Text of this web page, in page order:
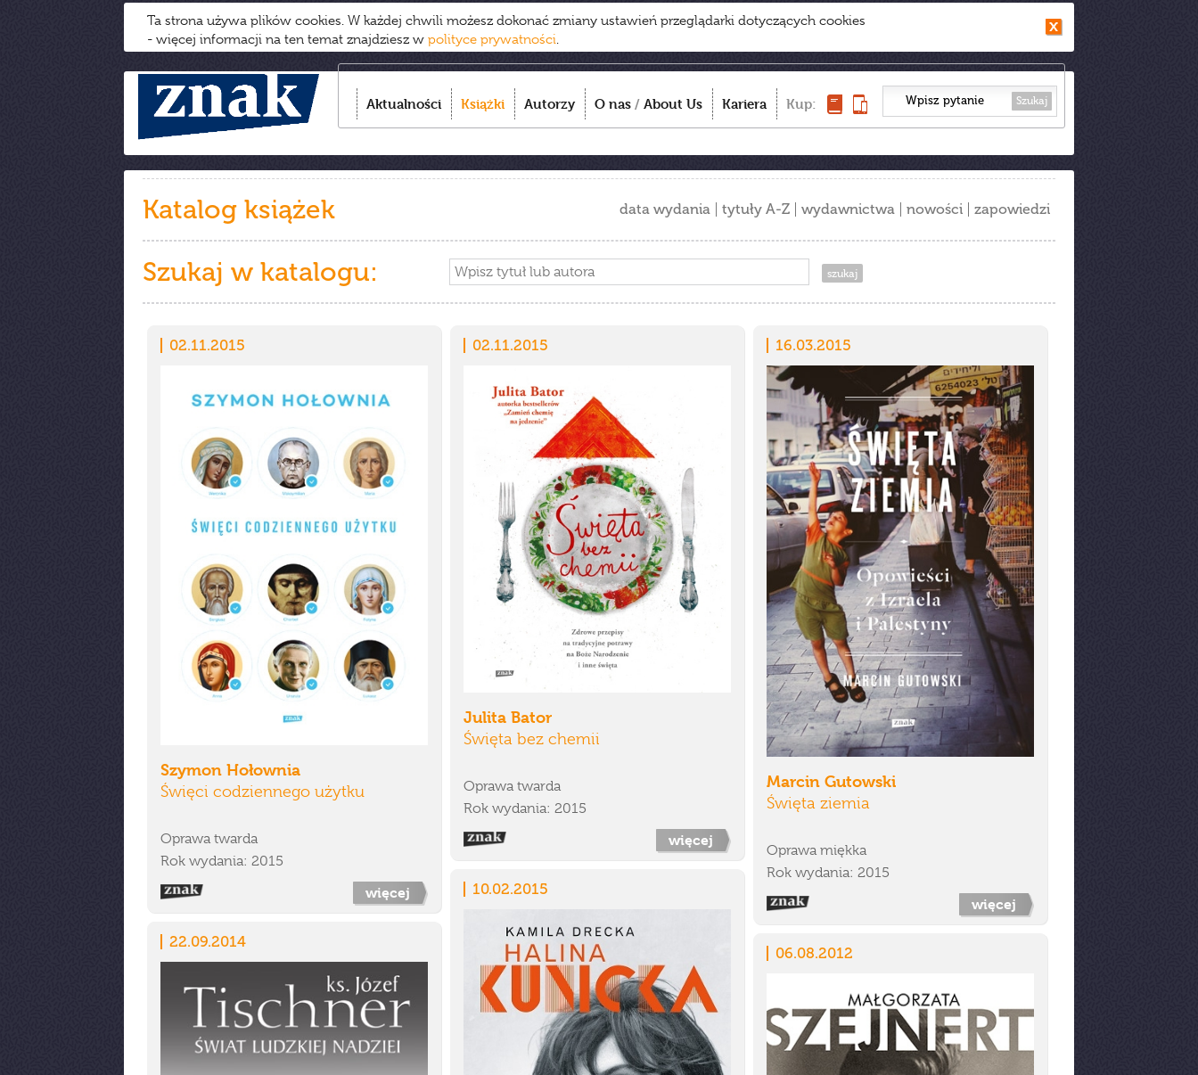
Ta strona używa plików cookies. W każdej chwili możesz dokonać zmiany ustawień przeglądarki dotyczących cookies
- więcej informacji na ten temat znajdziesz w polityce prywatności.
Aktualności Książki Autorzy O nas / About Us Kariera Kup: Szukaj
Katalog książek data wydania tytuły A-Z wydawnictwa nowości zapowiedzi
Szukaj w katalogu:
02.11.2015
Szymon Hołownia
Święci codziennego użytku
Oprawa twarda
Rok wydania: 2015
więcej
02.11.2015
Julita Bator
Święta bez chemii
Oprawa twarda
Rok wydania: 2015
więcej
16.03.2015
Marcin Gutowski
Święta ziemia
Oprawa miękka
Rok wydania: 2015
więcej
10.02.2015
22.09.2014
06.08.2012